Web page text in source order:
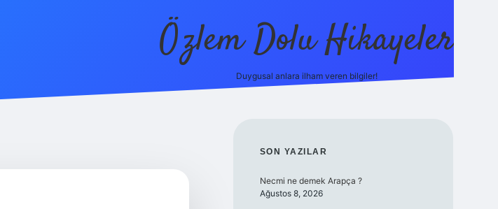
Özlem Dolu Hikayeler
Duygusal anlara ilham veren bilgiler!
SIDEBAR
SON YAZILAR
Necmi ne demek Arapça ?
Ağustos 8, 2026